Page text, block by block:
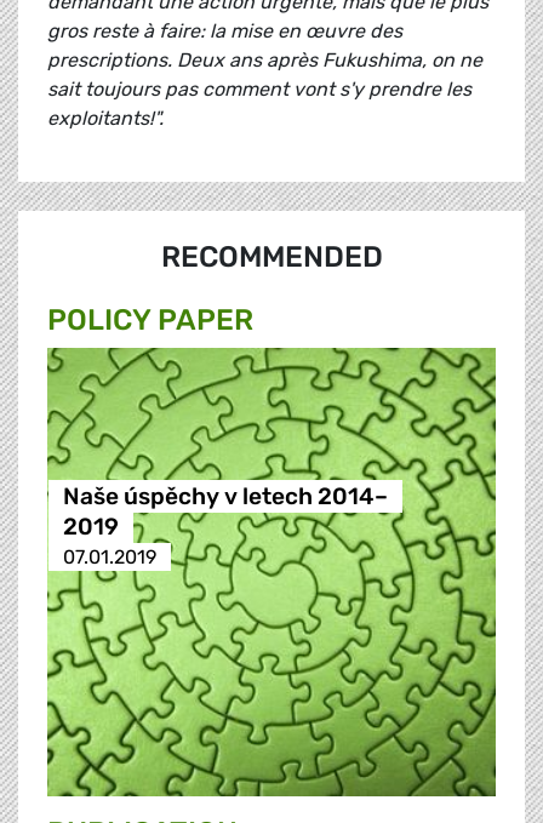
gros reste à faire: la mise en œuvre des
prescriptions. Deux ans après Fukushima, on ne
sait toujours pas comment vont s'y prendre les
exploitants!".
RECOMMENDED
POLICY PAPER
Naše úspěchy v letech 2014–
2019
07.01.2019